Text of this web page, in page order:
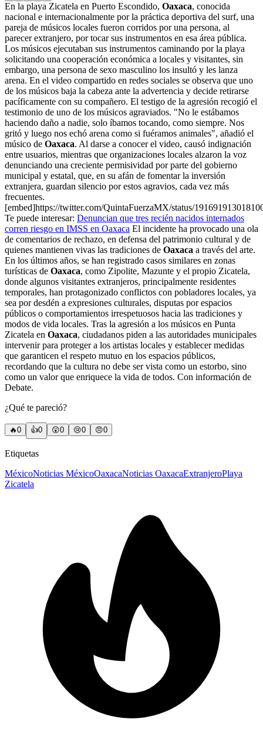
En la playa Zicatela en Puerto Escondido, Oaxaca, conocida
nacional e internacionalmente por la práctica deportiva del surf, una
pareja de músicos locales fueron corridos por una persona, al
parecer extranjero, por tocar sus instrumentos en esa área pública.
Los músicos ejecutaban sus instrumentos caminando por la playa
solicitando una cooperación económica a locales y visitantes, sin
embargo, una persona de sexo masculino los insultó y les lanza
arena. En el video compartido en redes sociales se observa que uno
de los músicos baja la cabeza ante la advertencia y decide retirarse
pacíficamente con su compañero. El testigo de la agresión recogió el
testimonio de uno de los músicos agraviados. "No le estábamos
haciendo daño a nadie, solo íbamos tocando, como siempre. Nos
gritó y luego nos echó arena como si fuéramos animales", añadió el
músico de Oaxaca. Al darse a conocer el video, causó indignación
entre usuarios, mientras que organizaciones locales alzaron la voz
denunciando una creciente permisividad por parte del gobierno
municipal y estatal, que, en su afán de fomentar la inversión
extranjera, guardan silencio por estos agravios, cada vez más
frecuentes.
[embed]https://twitter.com/QuintaFuerzaMX/status/
Te puede interesar: Denuncian que tres recién nacidos internados
corren riesgo en IMSS en Oaxaca El incidente ha provocado una ola
de comentarios de rechazo, en defensa del patrimonio cultural y de
quienes mantienen vivas las tradiciones de Oaxaca a través del arte.
En los últimos años, se han registrado casos similares en zonas
turísticas de Oaxaca, como Zipolite, Mazunte y el propio Zicatela,
donde algunos visitantes extranjeros, principalmente residentes
temporales, han protagonizado conflictos con pobladores locales, ya
sea por desdén a expresiones culturales, disputas por espacios
públicos o comportamientos irrespetuosos hacia las tradiciones y
modos de vida locales. Tras la agresión a los músicos en Punta
Zicatela en Oaxaca, ciudadanos piden a las autoridades municipales
intervenir para proteger a los artistas locales y establecer medidas
que garanticen el respeto mutuo en los espacios públicos,
recordando que la cultura no debe ser vista como un estorbo, sino
como un valor que enriquece la vida de todos. Con información de
Debate.
¿Qué te pareció?
🔥0 👍0 😲0 😢0 😠0
Etiquetas
MéxicoNoticias MéxicoOaxacaNoticias OaxacaExtranjeroPlaya
Zicatela